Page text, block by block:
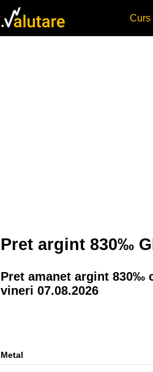
Curs
Pret argint 830‰
Pret amanet argint 830‰
vineri 07.08.2026
Metal